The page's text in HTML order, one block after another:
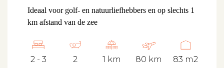
Ideaal voor golf- en natuurliefhebbers en op slechts 1
km afstand van de zee
2 - 3 2 1 km 80 km 83 m2